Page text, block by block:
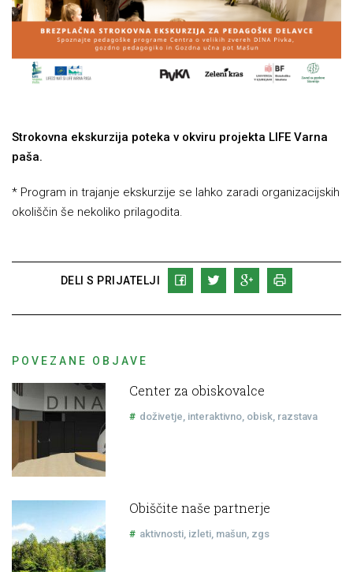
Strokovna ekskurzija poteka v okviru projekta LIFE Varna
paša.
* Program in trajanje ekskurzije se lahko zaradi organizacijskih
okoliščin še nekoliko prilagodita.
DELI S PRIJATELJI
POVEZANE OBJAVE
Center za obiskovalce
doživetje interaktivno obisk razstava
Obiščite naše partnerje
aktivnosti izleti mašun zgs